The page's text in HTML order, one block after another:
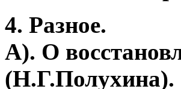
4. Разное.
А). О
(Н.Г.Полухина).